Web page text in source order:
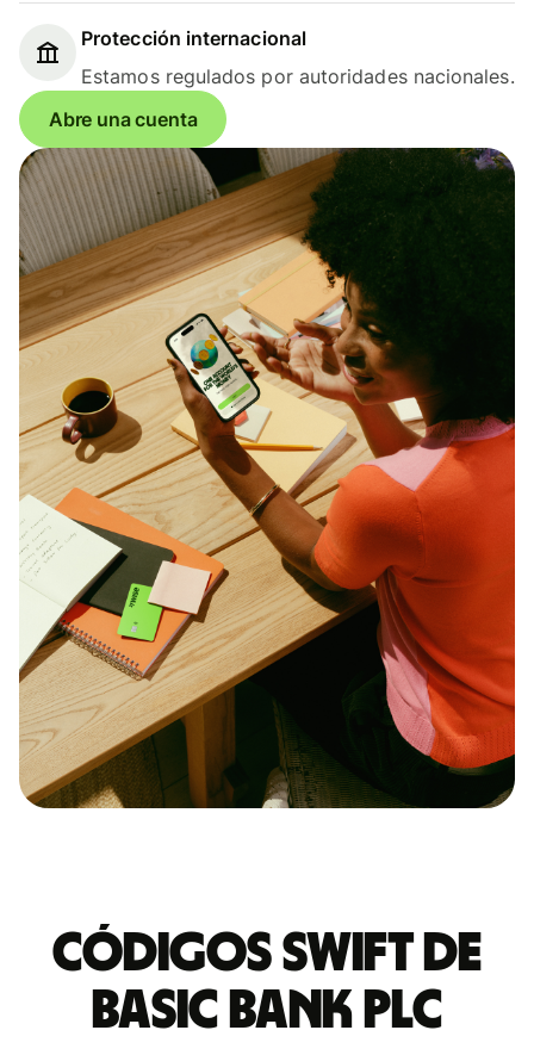
Protección internacional
Estamos regulados por autoridades nacionales.
Abre una cuenta
Códigos Swift de
BASIC BANK PLC